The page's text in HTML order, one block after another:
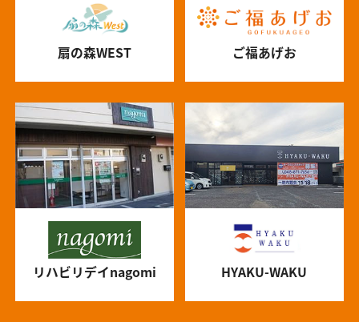
扇の森WEST ご福あげお
リハビリデイnagomi HYAKU-WAKU